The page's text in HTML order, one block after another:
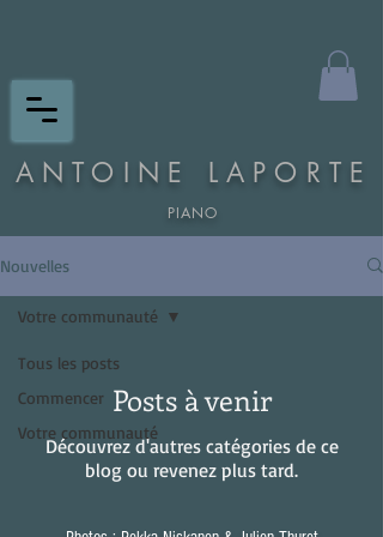
ANTOINE LAPORTE
PIANO
Nouvelles
Tous les posts
Commencer
Votre communauté
Votre communauté
Posts à venir
Découvrez d'autres catégories de ce
blog ou revenez plus tard.